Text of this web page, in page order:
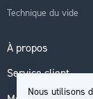
Nous utilisons
Technique du vide
À propos
Service client